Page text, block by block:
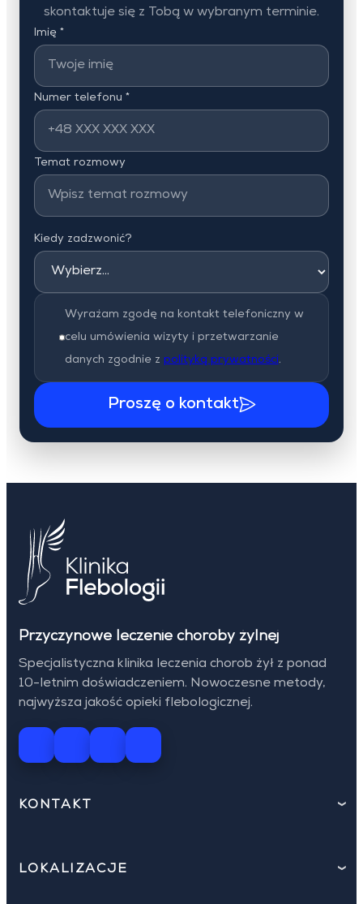
skontaktuje się z Tobą w wybranym terminie.
Imię *
Numer telefonu *
Temat rozmowy
Kiedy zadzwonić?
Wyrażam zgodę na kontakt telefoniczny w
celu umówienia wizyty i przetwarzanie
danych zgodnie z polityką prywatności.
Proszę o kontakt
Przyczynowe leczenie choroby żylnej
Specjalistyczna klinika leczenia chorob żył z ponad
10-letnim doświadczeniem. Nowoczesne metody,
najwyższa jakość opieki flebologicznej.
KONTAKT
LOKALIZACJE